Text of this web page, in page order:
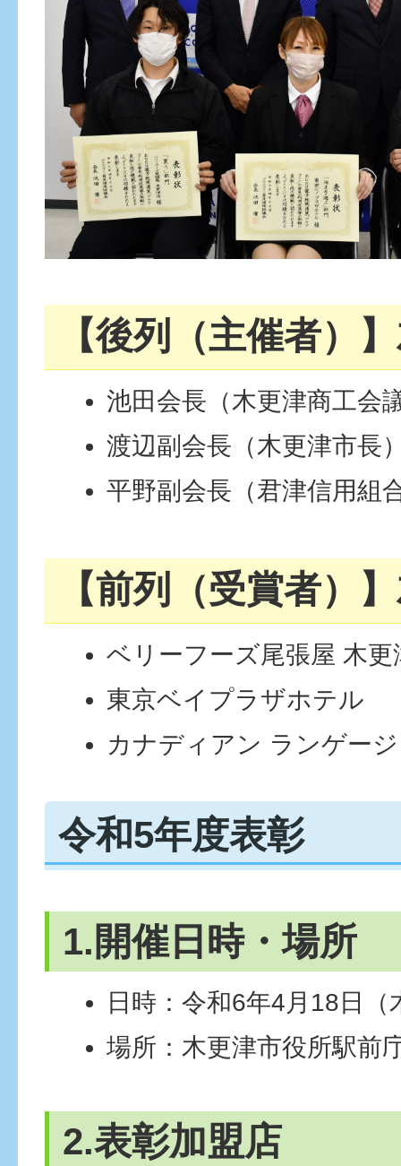
【後列（主催者）
池田会長（木更津商工会
渡辺副会長（木更津市長
平野副会長（君津信用組
【前列（受賞者）
ベリーフーズ尾張屋 木更
東京ベイプラザホテル
カナディアン ランゲー
令和5年度表彰
1.開催日時・場所
日時：令和6年4月18日
場所：木更津市役所駅前
2.表彰加盟店